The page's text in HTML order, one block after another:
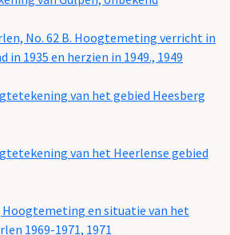
No. 62 B. Hoogtemeting verricht in
in 1935 en herzien in 1949., 1949
van het gebied Heesberg
van het Heerlense gebied
en situatie van het
1969-1971, 1971